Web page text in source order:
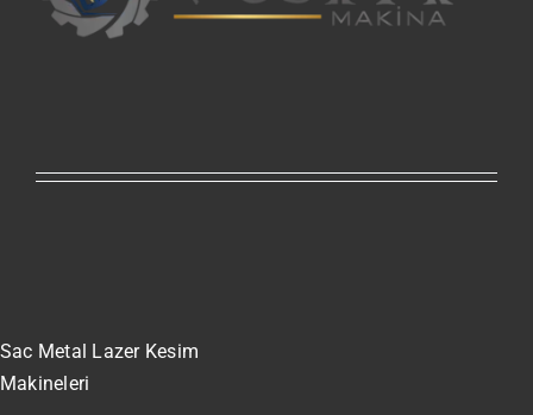
Sac Metal Lazer Kesim
Makineleri